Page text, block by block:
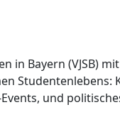
in Bayern (VJSB)
und